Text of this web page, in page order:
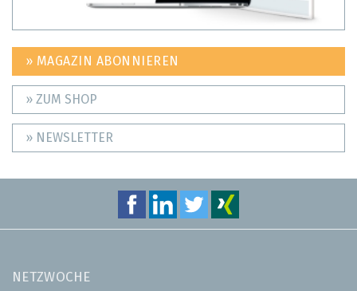
» MAGAZIN ABONNIEREN
» ZUM SHOP
» NEWSLETTER
NETZWOCHE